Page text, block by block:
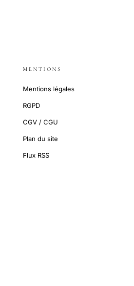
MENTIONS
Mentions légales
RGPD
CGV / CGU
Plan du site
Flux RSS